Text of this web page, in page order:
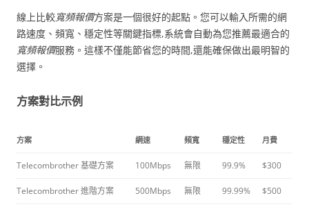
線上比較寬頻報價方案是一個很好的起點。您可以輸入所需的網
路速度、頻寬、穩定性等關鍵指標,系統會自動為您推薦最適合的
寬頻報價服務。這樣不僅能節省您的時間,還能確保做出最明智的
選擇。
方案對比示例
方案 網速 頻寬 穩定性 月費
Telecombrother 基礎方案 100Mbps 無限 99.9% $300
Telecombrother 進階方案 500Mbps 無限 99.99% $500